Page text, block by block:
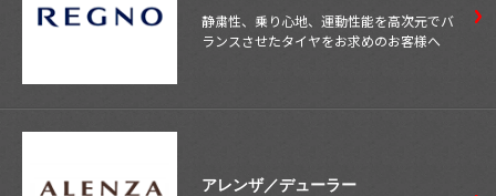
静粛性、乗り心地、運動性能を高次元でバ
ランスさせたタイヤをお求めのお客様へ
アレンザ／デューラー